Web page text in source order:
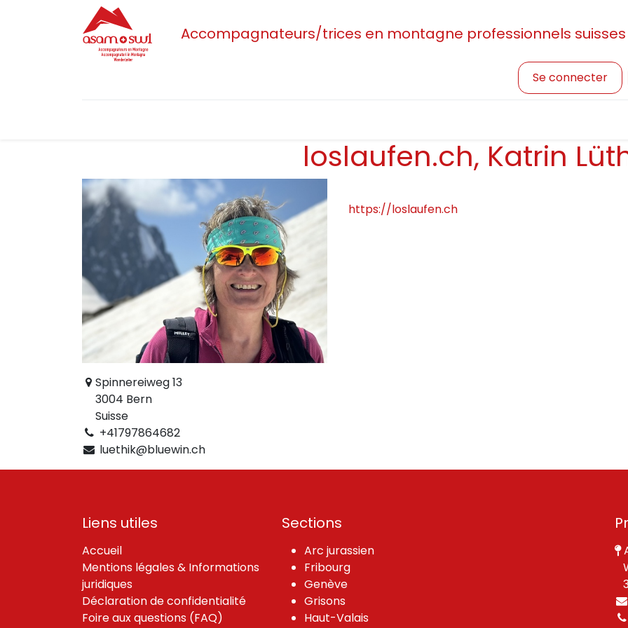
Accompagnateurs/trices en montagne professionnels suisses
Se connecter
loslaufen.ch, Katrin
Spinnereiweg 13
3004 Bern
Suisse
+41797864682
luethik@bluewin.ch
https://loslaufen.ch
Liens utiles
Accueil
Mentions légales & Informations
juridiques
Déclaration de confidentialité
Foire aux questions (FAQ)
Sections
Arc jurassien
Fribourg
Genève
Grisons
Haut-Valais